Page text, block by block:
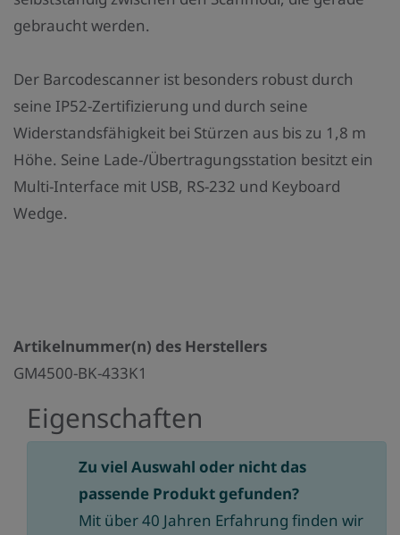
gebraucht werden.
Der Barcodescanner ist besonders robust durch
seine IP52-Zertifizierung und durch seine
Widerstandsfähigkeit bei Stürzen aus bis zu 1,8 m
Höhe. Seine Lade-/Übertragungsstation besitzt ein
Multi-Interface mit USB, RS-232 und Keyboard
Wedge.
Artikelnummer(n) des Herstellers
GM4500-BK-433K1
Eigenschaften
Zu viel Auswahl oder nicht das
passende Produkt gefunden?
Mit über 40 Jahren Erfahrung finden wir